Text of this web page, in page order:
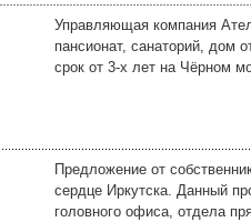
Управляющая компания
пансионат, санаторий, дом
срок от 3-х лет на Чёрном
Предложение от
сердце Иркутска. Данный
головного офиса, отдела